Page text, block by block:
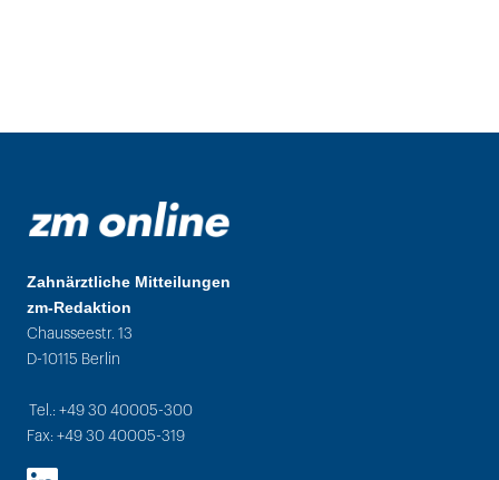
Zahnärztliche Mitteilungen
zm-Redaktion
Chausseestr. 13
D-10115 Berlin
Tel.: +49 30 40005-300
Fax: +49 30 40005-319